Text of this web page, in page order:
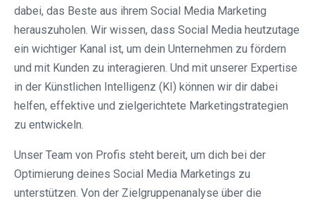
dabei, das Beste aus ihrem Social Media Marketing
herauszuholen. Wir wissen, dass Social Media heutzutage
ein wichtiger Kanal ist, um dein Unternehmen zu fördern
und mit Kunden zu interagieren. Und mit unserer Expertise
in der Künstlichen Intelligenz (KI) können wir dir dabei
helfen, effektive und zielgerichtete Marketingstrategien
zu entwickeln.
Unser Team von Profis steht bereit, um dich bei der
Optimierung deines Social Media Marketings zu
unterstützen. Von der Zielgruppenanalyse über die